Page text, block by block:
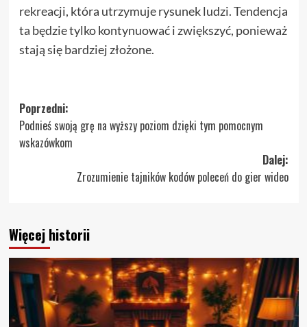
rekreacji, która utrzymuje rysunek ludzi. Tendencja
ta będzie tylko kontynuować i zwiększyć, ponieważ
stają się bardziej złożone.
Zobacz
wpisy
Poprzedni:
Podnieś swoją grę na wyższy poziom dzięki tym pomocnym
wskazówkom
Dalej:
Zrozumienie tajników kodów poleceń do gier wideo
Więcej historii